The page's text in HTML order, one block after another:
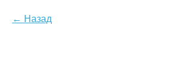
Назад